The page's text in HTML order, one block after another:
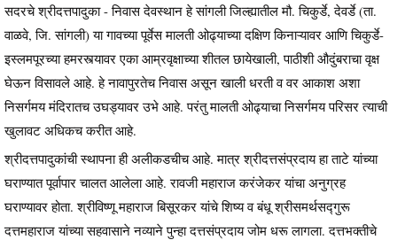
सदरचे श्रीदत्तपादुका - निवास देवस्थान हे सांगली जिल्ह्यातील मौ. चिकुर्डे, देवर्डे (ता.
वाळवे, जि. सांगली) या गावच्या पूर्वेस मालती ओढ्याच्या दक्षिण किनाऱ्यावर आणि चिकुर्डे-
इस्लमपूरच्या हमरस्त्यावर एका आम्रवृक्षाच्या शीतल छायेखाली, पाठीशी औदुंबराचा वृक्ष
घेऊन विसावले आहे. हे नावापुरतेच निवास असून खाली धरती व वर आकाश अशा
निसर्गमय मंदिरातच उघड्यावर उभे आहे. परंतु मालती ओढ्याचा निसर्गमय परिसर त्याची
खुलावट अधिकच करीत आहे.
श्रीदत्तपादुकांची स्थापना ही अलीकडचीच आहे. मात्र श्रीदत्तसंप्रदाय हा ताटे यांच्या
घराण्यात पूर्वापार चालत आलेला आहे. रावजी महाराज करंजेकर यांचा अनुग्रह
घराण्यावर होता. श्रीविष्णू महाराज बिसूरकर यांचे शिष्य व बंधू श्रीसमर्थसद्गुरू
दत्तमहाराज यांच्या सहवासाने नव्याने पुन्हा दत्तसंप्रदाय जोम धरू लागला. दत्तभक्तीचे